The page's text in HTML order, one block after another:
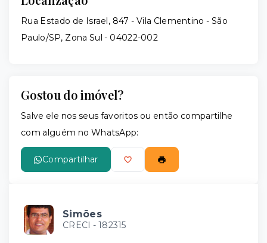
Rua Estado de Israel, 847 - Vila Clementino - São
Paulo/SP, Zona Sul - 04022-002
Gostou do imóvel?
Salve ele nos seus favoritos ou então compartilhe
com alguém no WhatsApp:
Compartilhar
Simões
CRECI - 182315